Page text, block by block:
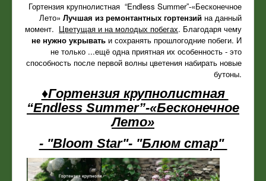
Гортензия крупнолистная “Endless Summer”-«Бесконечное
Лето» Лучшая из ремонтантных гортензий на данный
момент. Цветущая и на молодых побегах. Благодаря чему
не нужно укрывать и сохранять прошлогодние побеги. И
не только ...ещё одна приятная их особенность - это
способность после первой волны цветения набирать новые
бутоны.
♦Гортензия крупнолистная
“Endless Summer”-«Бесконечное
Лето»
- "Bloom Star"- "Блюм стар"